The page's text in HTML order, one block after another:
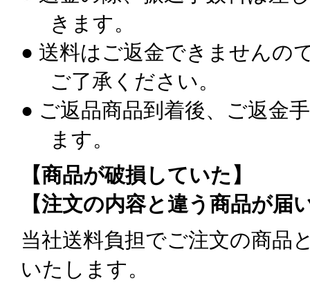
きます。
● 送料はご返金できませんの
ご了承ください。
● ご返品商品到着後、ご返金
ます。
【商品が破損していた】
【注文の内容と違う商品が届
当社送料負担でご注文の商品
いたします。